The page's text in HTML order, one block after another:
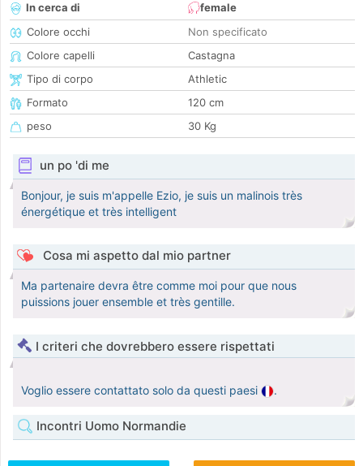
In cerca di
female
Colore occhi
Non specificato
Colore capelli
Castagna
Tipo di corpo
Athletic
Formato
120 cm
peso
30 Kg
un po 'di me
Bonjour, je suis m'appelle Ezio, je suis un malinois très
énergétique et très intelligent
Cosa mi aspetto dal mio partner
Ma partenaire devra être comme moi pour que nous
puissions jouer ensemble et très gentille.
I criteri che dovrebbero essere rispettati
Voglio essere contattato solo da questi paesi .
Incontri Uomo Normandie